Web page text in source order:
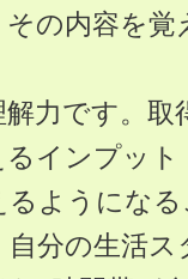
の内容を
力です。取
インプッ
ようにな
分の生活